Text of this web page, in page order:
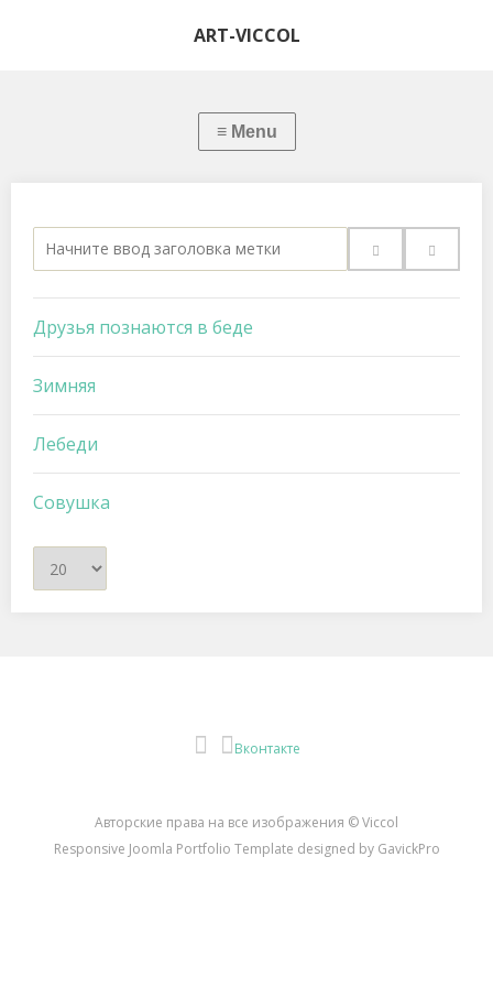
ART-VICCOL
Начните
ввод
заголовка
метки
Друзья познаются в беде
Зимняя
Лебеди
Совушка
Кол-
во
Instagram
Вконтакте
Авторские права на все изображения © Viccol
Responsive Joomla Portfolio Template designed by GavickPro